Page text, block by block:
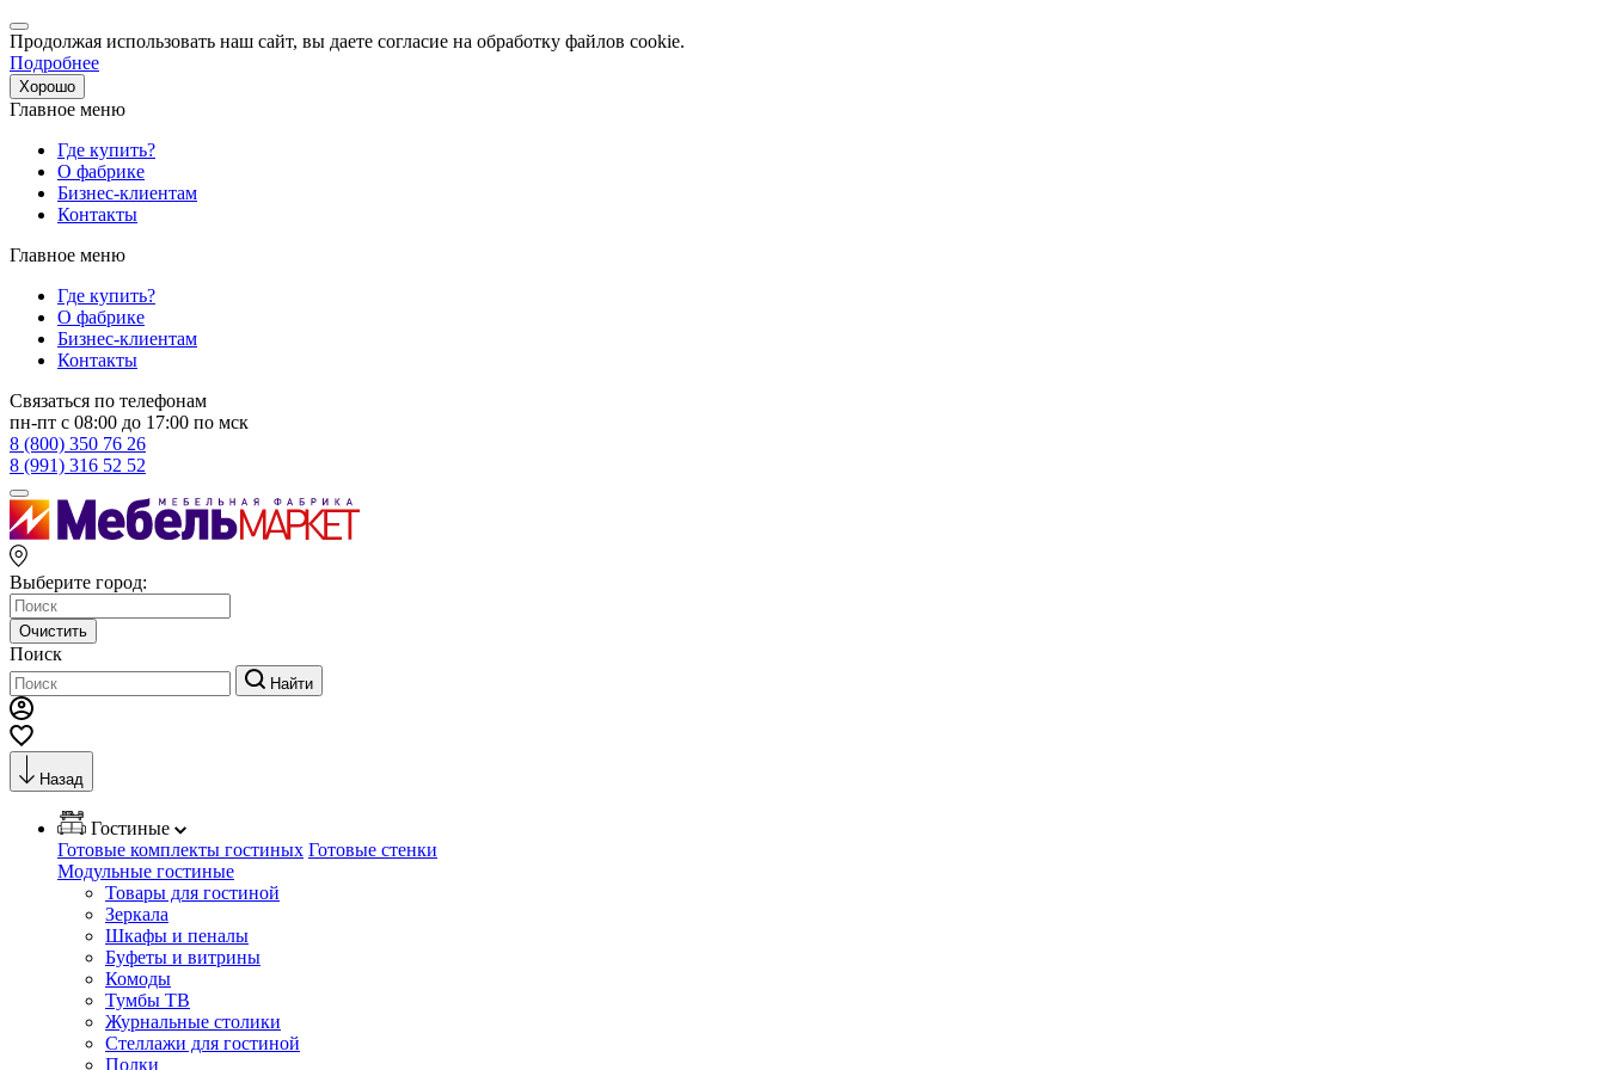
Продолжая использовать наш сайт, вы даете согласие на обработку файлов cookie.
Подробнее
Хорошо
Главное меню
Где купить?
О фабрике
Бизнес-клиентам
Контакты
Главное меню
Где купить?
О фабрике
Бизнес-клиентам
Контакты
Связаться по телефонам
пн-пт с 08:00 до 17:00 по мск
8 (800) 350 76 26
8 (991) 316 52 52
Выберите город:
Очистить
Поиск
Найти
Назад
Гостиные
Готовые комплекты гостиных Готовые стенки
Модульные гостиные
Товары для гостиной
Зеркала
Шкафы и пеналы
Буфеты и витрины
Комоды
Тумбы ТВ
Журнальные столики
Стеллажи для гостиной
Полки